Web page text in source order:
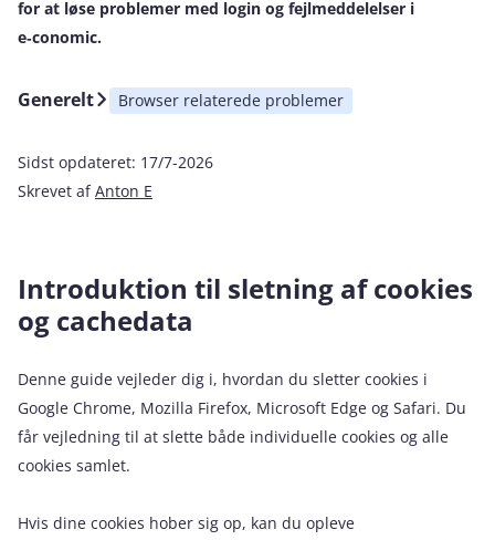
for at løse problemer med login og fejlmeddelelser i
e‑conomic.
Generelt Browser relaterede problemer
Sidst opdateret: 17/7-2026
Skrevet afAnton E
Introduktion til sletning af cookies
og cachedata
Denne guide vejleder dig i, hvordan du sletter cookies i
Google Chrome, Mozilla Firefox, Microsoft Edge og Safari. Du
får vejledning til at slette både individuelle cookies og alle
cookies samlet.
Hvis dine cookies hober sig op, kan du opleve